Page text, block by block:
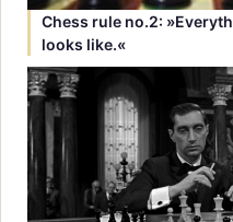
Chess rule no.2:
looks like.«